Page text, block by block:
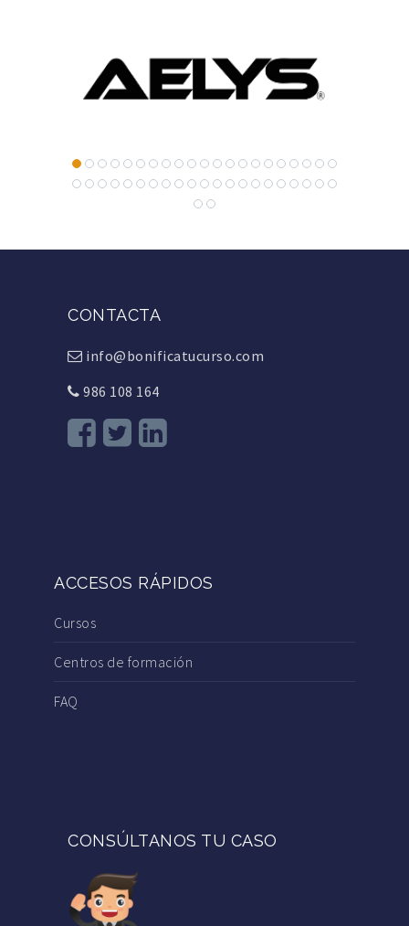
CONTACTA
info@bonificatucurso.com
986 108 164
ACCESOS RÁPIDOS
Cursos
Centros de formación
FAQ
CONSÚLTANOS TU CASO